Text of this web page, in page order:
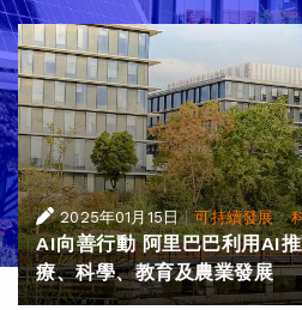
2025年01月15日 |可持續發展·
AI向善行動 阿里巴巴利用AI
療、科學、教育及農業發展